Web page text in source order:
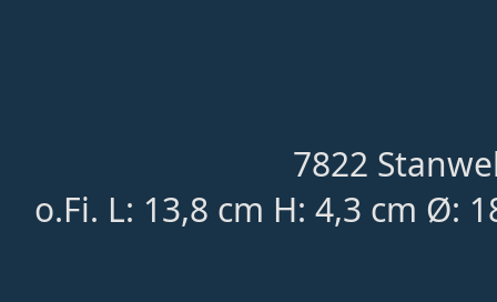
7822
o.Fi. L: 13,8 cm H: 4,3 cm Ø: